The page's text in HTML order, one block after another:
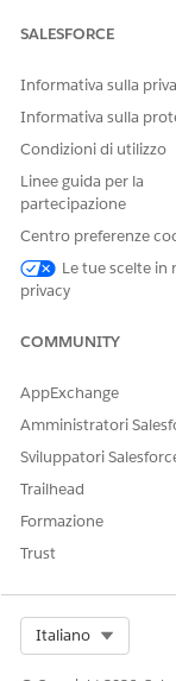
SALESFORCE
Informativa sulla
Informativa sulla
Condizioni di utilizzo
Linee guida per la
partecipazione
Centro preferenze
Le tue scelte in
privacy
COMMUNITY
AppExchange
Amministratori
Sviluppatori
Trailhead
Formazione
Trust
Italiano